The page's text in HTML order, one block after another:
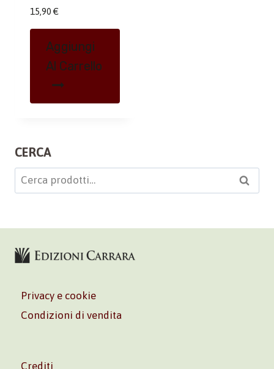
15,90 €
Aggiungi
Al Carrello
CERCA
Cerca: Cerca
Privacy e cookie
Condizioni di vendita
Crediti